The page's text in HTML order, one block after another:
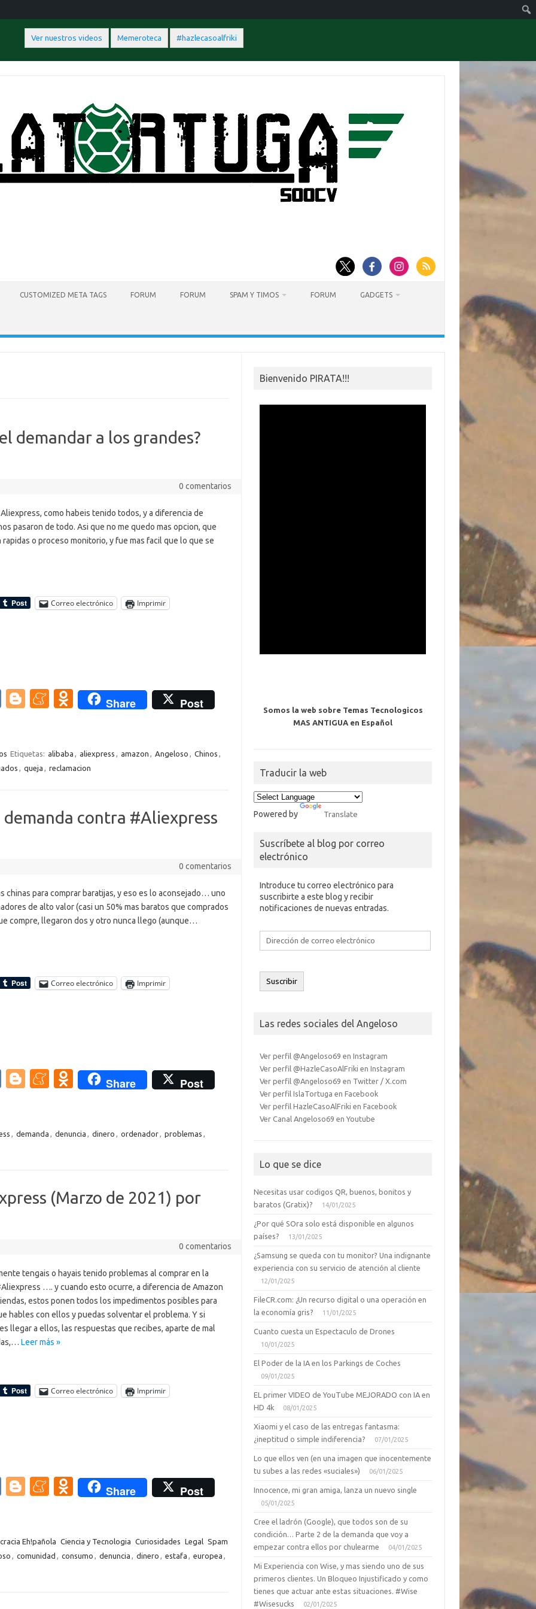
Ver nuestros videos Memeroteca #hazlecasoalfriki
CUSTOMIZED META TAGS FORUM FORUM SPAM Y TIMOS FORUM GADGETS
demandar a los grandes?
0 comentarios
como habeis tenido todos, y a diferencia de
pasaron de todo. Asi que no me quedo mas opcion, que
o proceso monitorio, y fue mas facil que lo que se
Correo electrónico Imprimir
V
Bl
g
er
M
e
a
e
O
o
kl
sn
Share
Post
Etiquetas: alibaba , aliexpress , amazon , Angeloso , Chinos ,
, queja , reclamacion
contra #Aliexpress
0 comentarios
chinas para comprar baratijas, y eso es lo aconsejado… uno
de alto valor (casi un 50% mas baratos que comprados
compre, llegaron dos y otro nunca llego (aunque…
Correo electrónico Imprimir
V
Bl
g
M
e
e
O
o
sn
Share
Post
, demanda , denuncia , dinero , ordenador, problemas ,
(Marzo de 2021) por
0 comentarios
tengais o hayais tenido problemas al comprar en la
…. y cuando esto ocurre, a diferencia de Amazon
estos ponen todos los impedimentos posibles para
hables con ellos y puedas solventar el problema. Y si
llegar a ellos, las respuestas que recibes, aparte de mal
Leer más »
Correo electrónico Imprimir
V
Bl
g
er
M
e
a
O
o
kl
Share
Post
Eh!pañola Ciencia y Tecnologia Curiosidades Legal Spam
, comunidad , consumo , denuncia , dinero , estafa , europea ,
Bienvenido PIRATA!!!
Somos la web sobre Temas Tecnologicos
MAS ANTIGUA en Español
Traducir la web
Powered by Translate
Suscríbete al blog por correo
electrónico
Introduce tu correo electrónico para
suscribirte a este blog y recibir
notificaciones de nuevas entradas.
Dirección
electrónico
Suscribir
Las redes sociales del Angeloso
Ver perfil @Angeloso69 en Instagram
Ver perfil @HazleCasoAlFriki en Instagram
Ver perfil @Angeloso69 en Twitter / X.com
Ver perfil IslaTortuga en Facebook
Ver perfil HazleCasoAlFriki en Facebook
Ver Canal Angeloso69 en Youtube
Lo que se dice
Necesitas usar codigos QR, buenos, bonitos y
baratos (Gratix)?
14/01/2025
¿Por qué SOra solo está disponible en algunos
países?
13/01/2025
¿Samsung se queda con tu monitor? Una indignante
experiencia con su servicio de atención al cliente
12/01/2025
FileCR.com: ¿Un recurso digital o una operación en
la economía gris?
11/01/2025
Cuanto cuesta un Espectaculo de Drones
10/01/2025
El Poder de la IA en los Parkings de Coches
09/01/2025
EL primer VIDEO de YouTube MEJORADO con IA en
HD 4k
08/01/2025
Xiaomi y el caso de las entregas fantasma:
¿ineptitud o simple indiferencia?
07/01/2025
Lo que ellos ven (en una imagen que inocentemente
tu subes a las redes «suciales»)
06/01/2025
Innocence, mi gran amiga, lanza un nuevo single
05/01/2025
Cree el ladrón (Google), que todos son de su
condición… Parte 2 de la demanda que voy a
empezar contra ellos por chulearme
04/01/2025
Mi Experiencia con Wise, y mas siendo uno de sus
primeros clientes. Un Bloqueo Injustificado y como
tienes que actuar ante estas situaciones. #Wise
#Wisesucks
02/01/2025